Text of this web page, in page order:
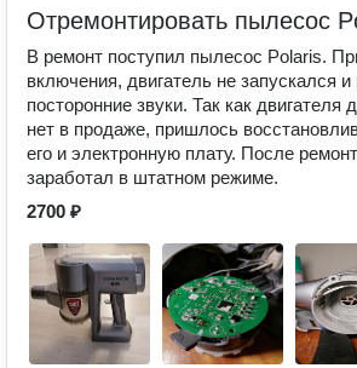
Отремонтировать пылесос
В ремонт поступил пылесос Polaris.
включения, двигатель не запускался и
посторонние звуки. Так как двигателя
нет в продаже, пришлось
его и электронную плату. После
заработал в штатном режиме.
2700 ₽